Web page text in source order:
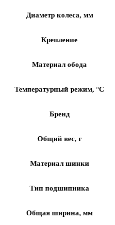
Диаметр колеса, мм
Крепление
Материал обода
Температурный режим, °С
Бренд
Общий вес, г
Материал шинки
Тип подшипника
Общая ширина, мм